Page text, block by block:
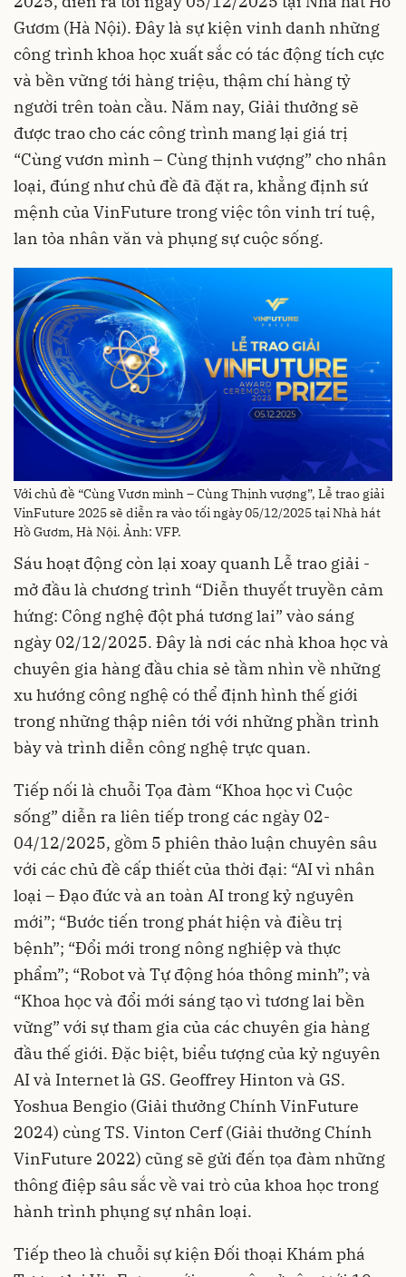
Gươm (Hà Nội). Đây là sự kiện vinh danh những
công trình khoa học xuất sắc có tác động tích cực
và bền vững tới hàng triệu, thậm chí hàng tỷ
người trên toàn cầu. Năm nay, Giải thưởng sẽ
được trao cho các công trình mang lại giá trị
“Cùng vươn mình – Cùng thịnh vượng” cho nhân
loại, đúng như chủ đề đã đặt ra, khẳng định sứ
mệnh của VinFuture trong việc tôn vinh trí tuệ,
lan tỏa nhân văn và phụng sự cuộc sống.
Với chủ đề “Cùng Vươn mình – Cùng Thịnh vượng”, Lễ trao giải
VinFuture 2025 sẽ diễn ra vào tối ngày 05/12/2025 tại Nhà hát
Hồ Gươm, Hà Nội. Ảnh: VFP.
Sáu hoạt động còn lại xoay quanh Lễ trao giải -
mở đầu là chương trình “Diễn thuyết truyền cảm
hứng: Công nghệ đột phá tương lai” vào sáng
ngày 02/12/2025. Đây là nơi các nhà khoa học và
chuyên gia hàng đầu chia sẻ tầm nhìn về những
xu hướng công nghệ có thể định hình thế giới
trong những thập niên tới với những phần trình
bày và trình diễn công nghệ trực quan.
Tiếp nối là chuỗi Tọa đàm “Khoa học vì Cuộc
sống” diễn ra liên tiếp trong các ngày 02-
04/12/2025, gồm 5 phiên thảo luận chuyên sâu
với các chủ đề cấp thiết của thời đại: “AI vì nhân
loại – Đạo đức và an toàn AI trong kỷ nguyên
mới”; “Bước tiến trong phát hiện và điều trị
bệnh”; “Đổi mới trong nông nghiệp và thực
phẩm”; “Robot và Tự động hóa thông minh”; và
“Khoa học và đổi mới sáng tạo vì tương lai bền
vững” với sự tham gia của các chuyên gia hàng
đầu thế giới. Đặc biệt, biểu tượng của kỷ nguyên
AI và Internet là GS. Geoffrey Hinton và GS.
Yoshua Bengio (Giải thưởng Chính VinFuture
2024) cùng TS. Vinton Cerf (Giải thưởng Chính
VinFuture 2022) cũng sẽ gửi đến tọa đàm những
thông điệp sâu sắc về vai trò của khoa học trong
hành trình phụng sự nhân loại.
Tiếp theo là chuỗi sự kiện Đối thoại Khám phá